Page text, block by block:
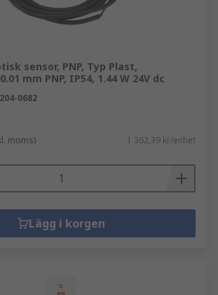
sensor, PNP, Typ Plast,
mm PNP, IP54, 1.44 W 24V dc
204-0682
moms) 1 362,39 kr/enhet
Lägg i korgen